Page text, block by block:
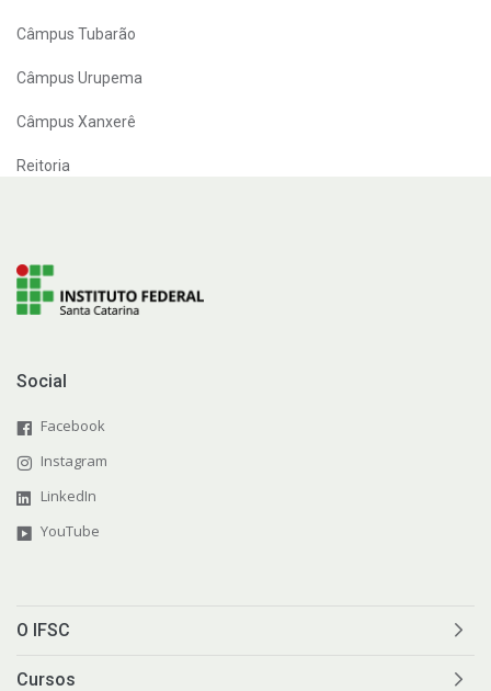
Câmpus Tubarão
Câmpus Urupema
Câmpus Xanxerê
Reitoria
Social
Facebook
Instagram
LinkedIn
YouTube
O IFSC
Cursos